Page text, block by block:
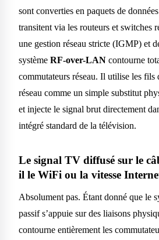
sont converties en paquets de
transitent via les routeurs et switches
une gestion réseau stricte (IGMP) et
système RF-over-LAN contourne
commutateurs réseau. Il utilise les fils
réseau comme un simple substitut
et injecte le signal brut directement
intégré standard de la télévision.
Le signal TV diffusé sur le
il le WiFi ou la vitesse
Absolument pas. Étant donné que le
passif s’appuie sur des liaisons
contourne entièrement les